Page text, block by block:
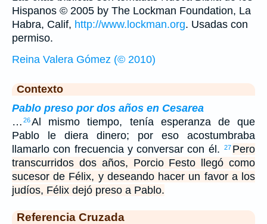
Hispanos © 2005 by The Lockman Foundation, La
Habra, Calif, http://www.lockman.org. Usadas con
permiso.
Reina Valera Gómez (© 2010)
Contexto
Pablo preso por dos años en Cesarea
… 26Al mismo tiempo, tenía esperanza de que
Pablo le diera dinero; por eso acostumbraba
llamarlo con frecuencia y conversar con él.
27 Pero
transcurridos dos años, Porcio Festo llegó como
sucesor de Félix, y deseando hacer un favor a los
judíos, Félix dejó preso a Pablo.
Referencia Cruzada